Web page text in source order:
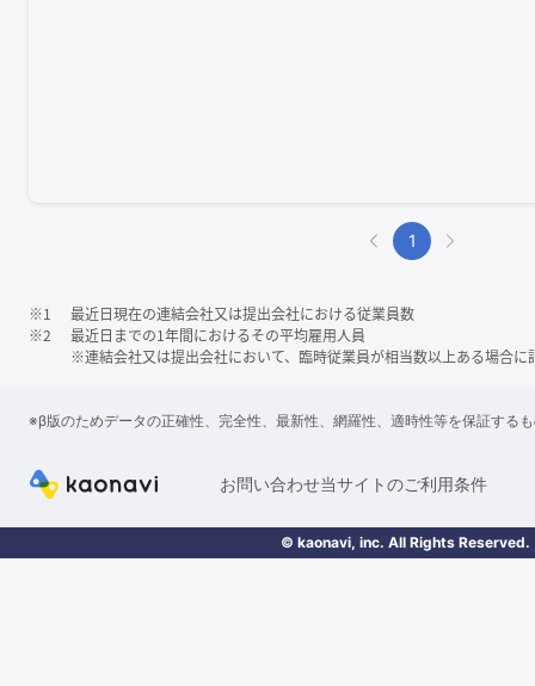
1
※1
最近日現在の連結会社又は提出会社における従業員数
※2
最近日までの1年間におけるその平均雇用人員
※連結会社又は提出会社において、臨時従業員が相当数以上ある場合に
※β版のためデータの正確性、完全性、最新性、網羅性、適時性等を保証する
お問い合わせ当サイトのご利用条件
© kaonavi, inc. All Rights Reserved.